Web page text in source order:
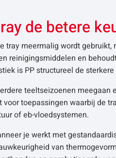
de betere
tray meermalig wordt
reinigingsmiddelen en
is PP structureel de
teeltseizoenen meegaan
voor toepassingen waarbij de
of eb-vloedsystemen.
je werkt met
van